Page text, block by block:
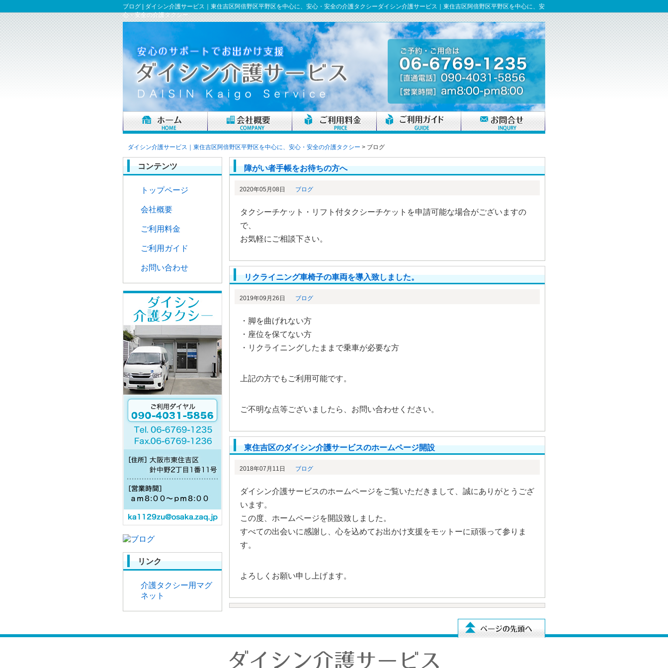
ブログ | ダイシン介護サービス｜東住吉区阿倍野区平野区を中心に、安心・安全の介護タクシーダイシン介護サービス｜東住吉区阿倍野区平野区を中心に、安
心・安全の介護タクシー
ダイシン介護サービス｜東住吉区阿倍野区平野区を中心に、安心・安全の介護タクシー > ブログ
障がい者手帳をお待ちの方へ
2020年05月08日 ブログ
タクシーチケット・リフト付タクシーチケットを申請可能な場合がございますの
で、
お気軽にご相談下さい。
リクライニング車椅子の車両を導入致しました。
2019年09月26日 ブログ
・脚を曲げれない方
・座位を保てない方
・リクライニングしたままで乗車が必要な方
上記の方でもご利用可能です。
ご不明な点等ございましたら、お問い合わせください。
東住吉区のダイシン介護サービスのホームページ開設
2018年07月11日 ブログ
ダイシン介護サービスのホームページをご覧いただきまして、誠にありがとうござ
います。
この度、ホームページを開設致しました。
すべての出会いに感謝し、心を込めてお出かけ支援をモットーに頑張って参りま
す。
よろしくお願い申し上げます。
コンテンツ
トップページ
会社概要
ご利用料金
ご利用ガイド
お問い合わせ
リンク
介護タクシー用マグ
ネット